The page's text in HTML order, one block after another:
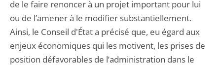
de le faire renoncer à un projet important pour lui
ou de l’amener à le modifier substantiellement.
Ainsi, le Conseil d'État a précisé que, eu égard aux
enjeux économiques qui les motivent, les prises de
position défavorables de l’administration dans le